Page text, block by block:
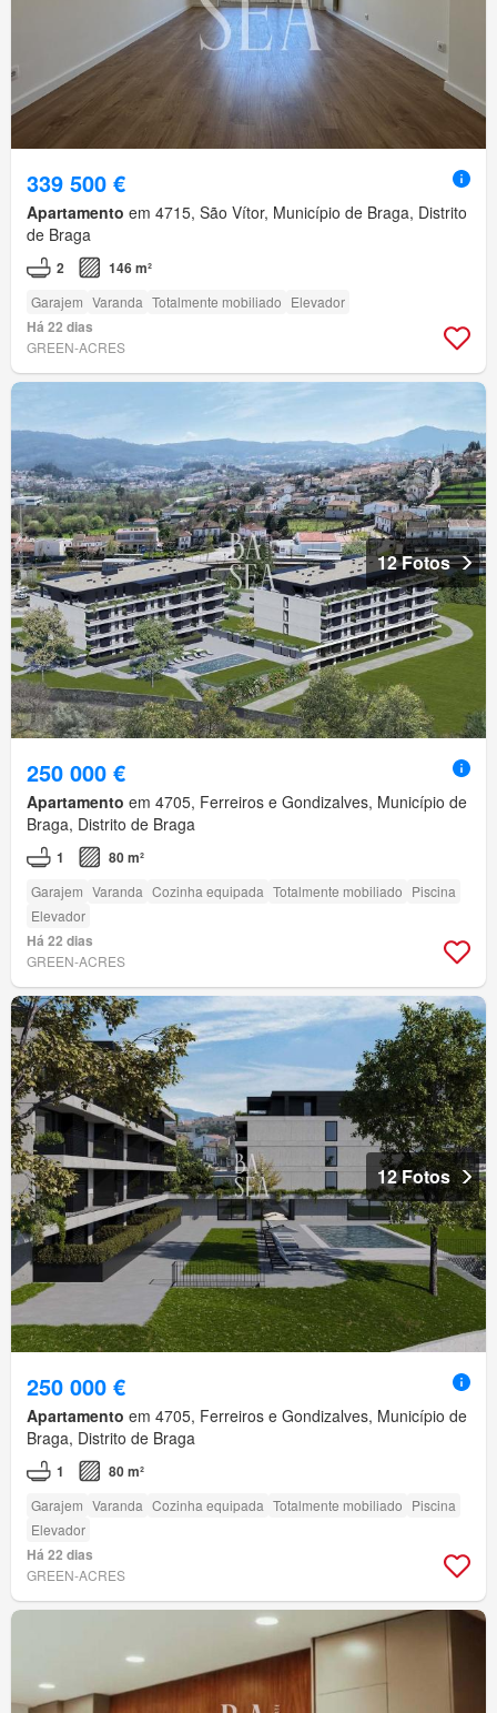
339 500 €
Apartamento em 4715, São Vítor, Município de Braga, Distrito
de Braga
2 146 m²
Garajem Varanda Totalmente mobiliado Elevador
Há 22 dias
GREEN-ACRES
12 Fotos
250 000 €
Apartamento em 4705, Ferreiros e Gondizalves, Município de
Braga, Distrito de Braga
1 80 m²
Garajem Varanda Cozinha equipada Totalmente mobiliado Piscina
Elevador
Há 22 dias
GREEN-ACRES
12 Fotos
250 000 €
Apartamento em 4705, Ferreiros e Gondizalves, Município de
Braga, Distrito de Braga
1 80 m²
Garajem Varanda Cozinha equipada Totalmente mobiliado Piscina
Elevador
Há 22 dias
GREEN-ACRES